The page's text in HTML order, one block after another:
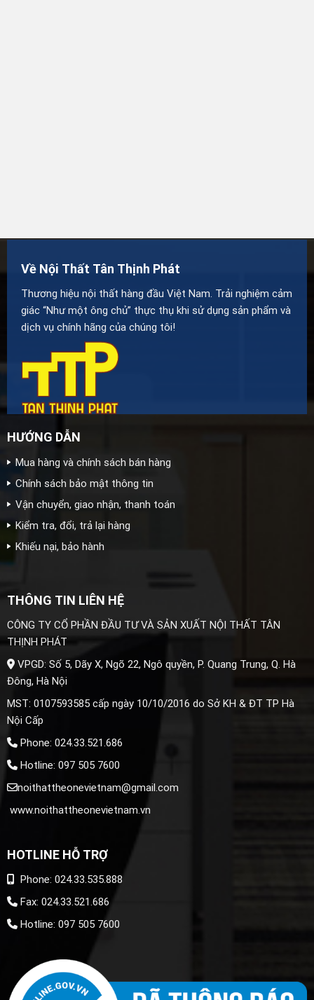
Về Nội Thất Tân Thịnh Phát
Thương hiệu nội thất hàng đầu Việt Nam. Trải nghiệm cảm
giác “Như một ông chủ” thực thụ khi sử dụng sản phẩm và
dịch vụ chính hãng của chúng tôi!
HƯỚNG DẪN
Mua hàng và chính sách bán hàng
Chính sách bảo mật thông tin
Vận chuyển, giao nhận, thanh toán
Kiểm tra, đổi, trả lại hàng
Khiếu nại, bảo hành
THÔNG TIN LIÊN HỆ
CÔNG TY CỔ PHẦN ĐẦU TƯ VÀ SẢN XUẤT NỘI THẤT TÂN
THỊNH PHÁT
VPGD: Số 5, Dãy X, Ngõ 22, Ngô quyền, P. Quang Trung, Q. Hà
Đông, Hà Nội
MST: 0107593585 cấp ngày 10/10/2016 do Sở KH & ĐT TP Hà
Nội Cấp
Phone: 024.33.521.686
Hotline: 097 505 7600
noithattheonevietnam@gmail.com
www.noithattheonevietnam.vn
HOTLINE HỖ TRỢ
Phone: 024.33.535.888
Fax: 024.33.521.686
Hotline: 097 505 7600